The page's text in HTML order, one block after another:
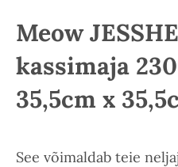
Meow
kassimaja
35,5cm x
See võimaldab teie